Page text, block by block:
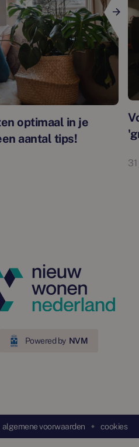
optimaal in je
aantal tips!
Powered by NVM
algemene voorwaarden cookies